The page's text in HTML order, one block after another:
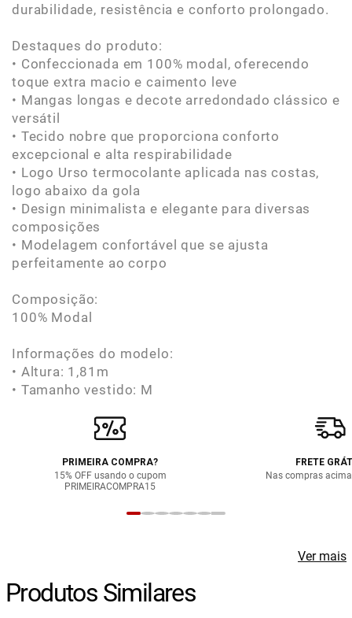
durabilidade, resistência e conforto prolongado.
Destaques do produto:
• Confeccionada em 100% modal, oferecendo
toque extra macio e caimento leve
• Mangas longas e decote arredondado clássico e
versátil
• Tecido nobre que proporciona conforto
excepcional e alta respirabilidade
• Logo Urso termocolante aplicada nas costas,
logo abaixo da gola
• Design minimalista e elegante para diversas
composições
• Modelagem confortável que se ajusta
perfeitamente ao corpo
Composição:
100% Modal
Informações do modelo:
• Altura: 1,81m
• Tamanho vestido: M
PRIMEIRA COMPRA?
15% OFF usando o cupom
PRIMEIRACOMPRA15
FRETE
Nas compras
Produtos Similares
Ver mais